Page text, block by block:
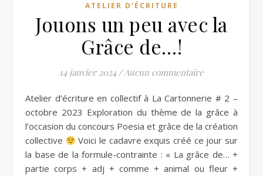
ATELIER D'ÉCRITURE
Jouons un peu avec la
Grâce de…!
14 janvier 2024 /Aucun commentaire
Atelier d’écriture en collectif à La Cartonnerie # 2 –
octobre 2023 Exploration du thème de la grâce à
l’occasion du concours Poesia et grâce de la création
collective
Voici le cadavre exquis créé ce jour sur
la base de la formule-contrainte : « La grâce de… +
partie corps + adj + comme + animal ou fleur +